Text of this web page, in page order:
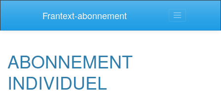
Frantext-abonnement
ABONNEMENT
INDIVIDUEL